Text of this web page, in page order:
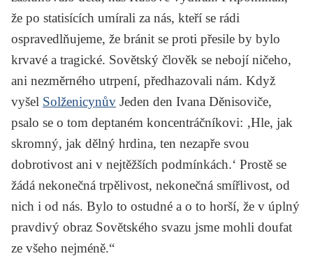
že po statisících umírali za nás, kteří se rádi
ospravedlňujeme, že bránit se proti přesile by bylo
krvavé a tragické. Sovětský člověk se nebojí ničeho,
ani nezměrného utrpení, předhazovali nám. Když
vyšel Solženicynův Jeden den Ivana Děnisoviče,
psalo se o tom deptaném koncentráčníkovi: ‚Hle, jak
skromný, jak dělný hrdina, ten nezapře svou
dobrotivost ani v nejtěžších podmínkách.‘ Prostě se
žádá nekonečná trpělivost, nekonečná smířlivost, od
nich i od nás. Bylo to ostudné a o to horší, že v úplný
pravdivý obraz Sovětského svazu jsme mohli doufat
ze všeho nejméně.“